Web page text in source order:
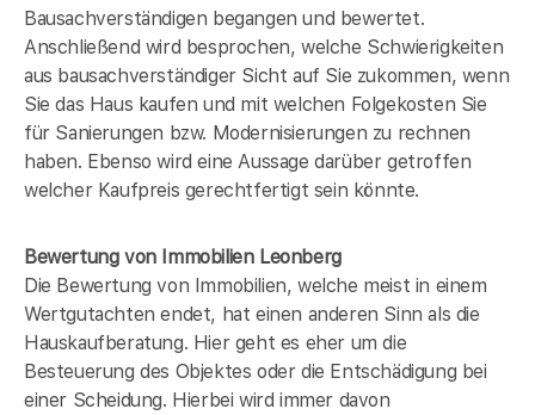
Bausachverständigen begangen und bewertet.
Anschließend wird besprochen, welche Schwierigkeiten
aus bausachverständiger Sicht auf Sie zukommen, wenn
Sie das Haus kaufen und mit welchen Folgekosten Sie
für Sanierungen bzw. Modernisierungen zu rechnen
haben. Ebenso wird eine Aussage darüber getroffen
welcher Kaufpreis gerechtfertigt sein könnte.
Bewertung von Immobilien Leonberg
Die Bewertung von Immobilien, welche meist in einem
Wertgutachten endet, hat einen anderen Sinn als die
Hauskaufberatung. Hier geht es eher um die
Besteuerung des Objektes oder die Entschädigung bei
einer Scheidung. Hierbei wird immer davon